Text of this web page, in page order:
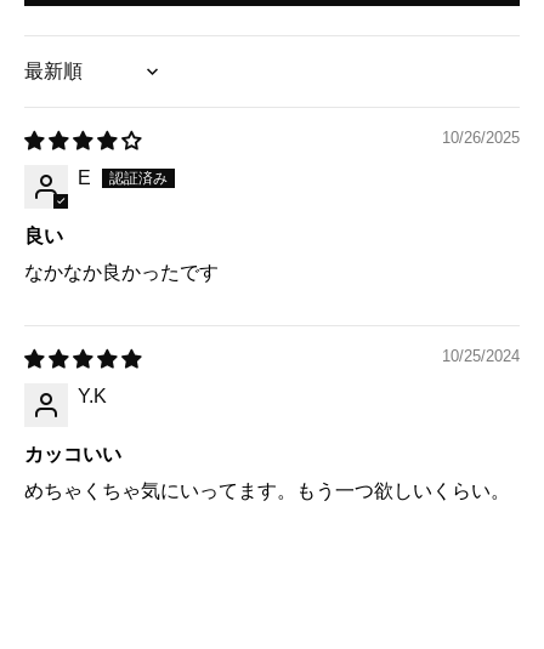
Sort by
10/26/2025
E
良い
なかなか良かったです
10/25/2024
Y.K
カッコいい
めちゃくちゃ気にいってます。もう一つ欲しいくらい。